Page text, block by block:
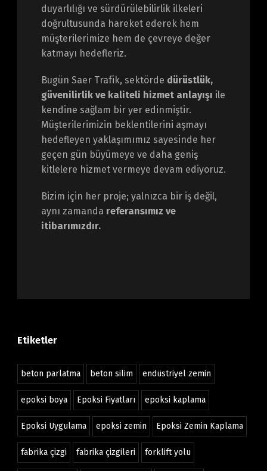
duyarlılığı ve sürdürülebilirlik ilkeleri
doğrultusunda hareket ederek hem
müşterilerimize hem de çevreye değer
katmayı hedefleriz.
Bugün Saer Trafik, sektörde dürüstlük,
güvenilirlik ve kaliteli hizmet anlayışı ile
kendine sağlam bir yer edinmiştir.
Müşterilerimizin beklentilerini aşmayı
hedefleyen yaklaşımımız sayesinde her
geçen gün büyümeye ve daha geniş
kitlelere hizmet vermeye devam ediyoruz.
Bizim için her proje; yalnızca bir iş değil,
aynı zamanda referansımız ve
itibarımızdır.
Etiketler
beton parlatma beton silim endüstriyel zemin
epoksi boya Epoksi Fiyatları epoksi kaplama
Epoksi Uygulama epoksi zemin Epoksi Zemin Kaplama
fabrika çizgi fabrika çizgileri forklift yolu